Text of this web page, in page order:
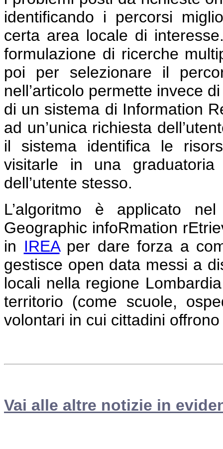
identificando i percorsi
certa area locale di
formulazione di ricerche
poi per selezionare il
nell’articolo permette invece
di un sistema di Information
ad un’unica richiesta
il sistema identifica le
visitarle in una
dell’utente stesso.
L’algoritmo è applicato
Geographic infoRmation
in IREAper dare forza a
gestisce open data messi a
locali nella regione
territorio (come scuole,
volontari in cui cittadini
Vai alle altre notizie in